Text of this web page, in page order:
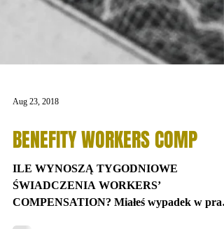
Aug 23, 2018
BENEFITY WORKERS COMP